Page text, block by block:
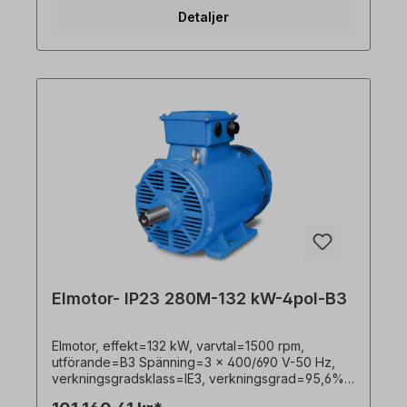
kopplingslådans placering=topp, hölje=grå
Kullager=SKF eller motsvarande, kylning=intern
rotationsriktningarna. I enlighet med VDE 0105 och
IEC 364 får allt arbete på den elektriska
drivenheten endast utföras av kvalificerad
personal Kvalificerad personal. För modifieringar
eller specialkonstruktioner, vänligen skicka en
förfrågan till oss. Finns även i flänsversion mot en
extra kostnad. Alla produktbilder är icke-bindande
exempel! Med reservation för tekniska ändringar.
Detaljer
Elmotor- IP23 280M-132 kW-4pol-B3
Elmotor, effekt=132 kW, varvtal=1500 rpm,
utförande=B3 Spänning=3 x 400/690 V-50 Hz,
verkningsgradsklass=IE3, verkningsgrad=95,6%,